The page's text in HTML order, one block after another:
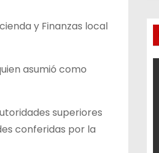
y Finanzas local
asumió como
superiores
conferidas por la